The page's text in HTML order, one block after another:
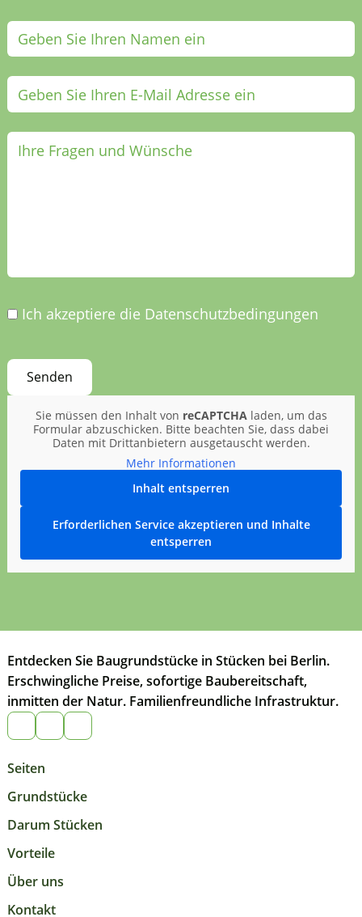
Ich akzeptiere die Datenschutzbedingungen
Sie müssen den Inhalt von reCAPTCHA laden, um das
Formular abzuschicken. Bitte beachten Sie, dass dabei
Daten mit Drittanbietern ausgetauscht werden.
Mehr Informationen
Inhalt entsperren
Erforderlichen Service akzeptieren und Inhalte
entsperren
Entdecken Sie Baugrundstücke in Stücken bei Berlin.
Erschwingliche Preise, sofortige Baubereitschaft,
inmitten der Natur. Familienfreundliche Infrastruktur.
Seiten
Grundstücke
Darum Stücken
Vorteile
Über uns
Kontakt